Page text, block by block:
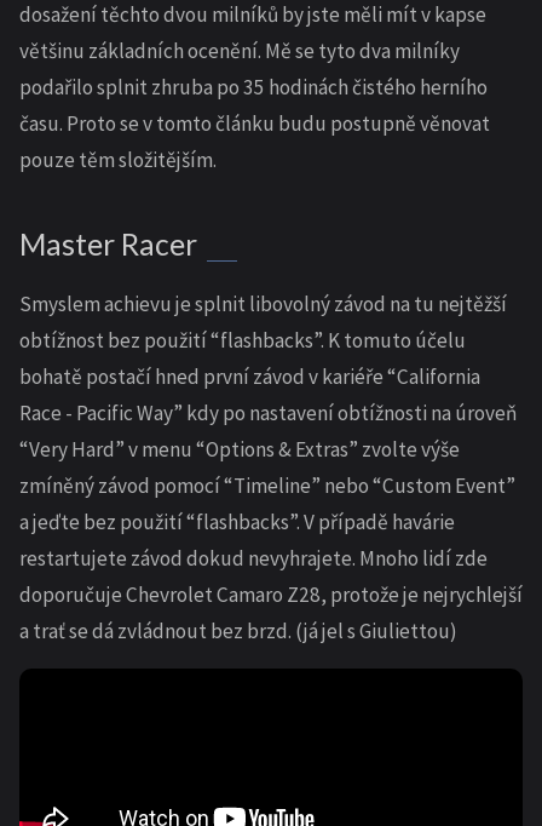
dosažení těchto dvou milníků by jste měli mít v kapse
většinu základních ocenění. Mě se tyto dva milníky
podařilo splnit zhruba po 35 hodinách čistého herního
času. Proto se v tomto článku budu postupně věnovat
pouze těm složitějším.
Master Racer
Smyslem achievu je splnit libovolný závod na tu nejtěžší
obtížnost bez použití “flashbacks”. K tomuto účelu
bohatě postačí hned první závod v kariéře “California
Race - Pacific Way” kdy po nastavení obtížnosti na úroveň
“Very Hard” v menu “Options & Extras” zvolte výše
zmíněný závod pomocí “Timeline” nebo “Custom Event”
a jeďte bez použití “flashbacks”. V případě havárie
restartujete závod dokud nevyhrajete. Mnoho lidí zde
doporučuje Chevrolet Camaro Z28, protože je nejrychlejší
a trať se dá zvládnout bez brzd. (já jel s Giuliettou)